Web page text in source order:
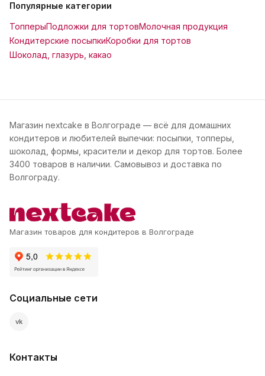
Популярные категории
ТопперыПодложки для тортовМолочная продукция
Кондитерские посыпкиКоробки для тортов
Шоколад, глазурь, какао
Магазин nextcake в Волгограде — всё для домашних
кондитеров и любителей выпечки: посыпки, топперы,
шоколад, формы, красители и декор для тортов. Более
3400 товаров в наличии. Самовывоз и доставка по
Волгограду.
Магазин товаров для кондитеров в Волгограде
Социальные сети
vk
Контакты